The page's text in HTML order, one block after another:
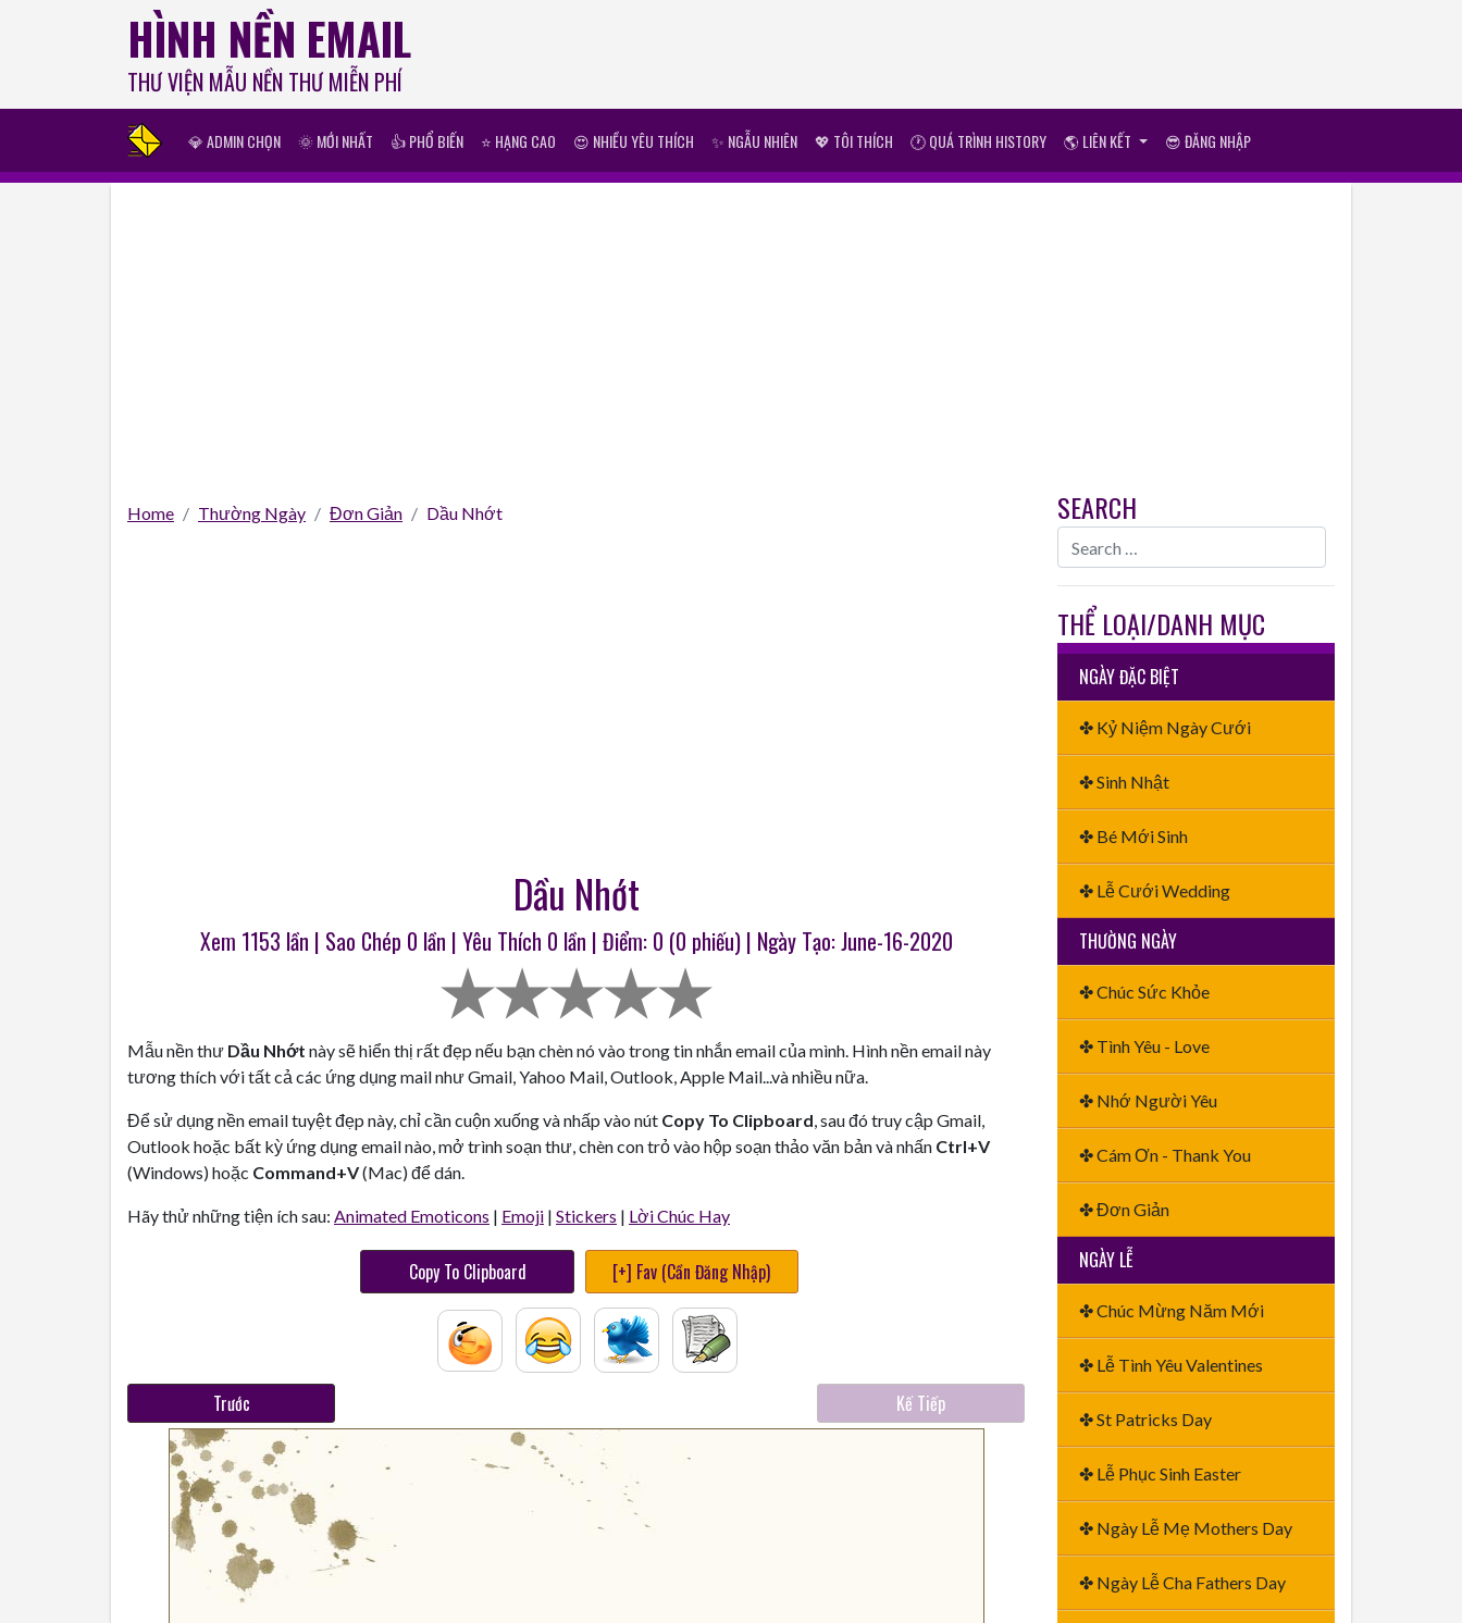
HÌNH NỀN EMAIL
THƯ VIỆN MẪU NỀN THƯ MIỄN PHÍ
💎 ADMIN CHỌN 🌞 MỚI NHẤT 👍 PHỔ BIẾN ⭐ HẠNG CAO 😍 NHIỀU YÊU THÍCH ✨ NGẪU NHIÊN 💖 TÔI THÍCH 🕐 QUÁ TRÌNH HISTORY 🌎 LIÊN KẾT 😎 ĐĂNG NHẬP
Home Thường Ngày Đơn Giản Dầu Nhớt
Dầu Nhớt
Xem 1153 lần | Sao Chép 0 lần | Yêu Thích 0 lần | Điểm: 0 (0 phiếu) | Ngày Tạo: June-16-2020
Mẫu nền thư Dầu Nhớt này sẽ hiển thị rất đẹp nếu bạn chèn nó vào trong tin nhắn email của mình. Hình nền email này
tương thích với tất cả các ứng dụng mail như Gmail, Yahoo Mail, Outlook, Apple Mail...và nhiều nữa.
Để sử dụng nền email tuyệt đẹp này, chỉ cần cuộn xuống và nhấp vào nút Copy To Clipboard, sau đó truy cập Gmail,
Outlook hoặc bất kỳ ứng dụng email nào, mở trình soạn thư, chèn con trỏ vào hộp soạn thảo văn bản và nhấn Ctrl+V
(Windows) hoặc Command+V(Mac) để dán.
Hãy thử những tiện ích sau: Animated Emoticons | Emoji | Stickers | Lời Chúc Hay
Copy To Clipboard [+] Fav (Cần Đăng Nhập)
Trước Kế Tiếp
SEARCH
THỂ LOẠI/DANH MỤC
NGÀY ĐẶC BIỆT
✤ Kỷ Niệm Ngày Cưới
✤ Sinh Nhật
✤ Bé Mới Sinh
✤ Lễ Cưới Wedding
THƯỜNG NGÀY
✤ Chúc Sức Khỏe
✤ Tình Yêu - Love
✤ Nhớ Người Yêu
✤ Cám Ơn - Thank You
✤ Đơn Giản
NGÀY LỄ
✤ Chúc Mừng Năm Mới
✤ Lễ Tình Yêu Valentines
✤ St Patricks Day
✤ Lễ Phục Sinh Easter
✤ Ngày Lễ Mẹ Mothers Day
✤ Ngày Lễ Cha Fathers Day